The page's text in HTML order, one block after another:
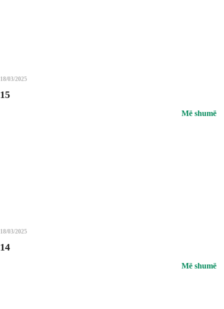
18/03/2025
15
Më shumë
18/03/2025
14
Më shumë